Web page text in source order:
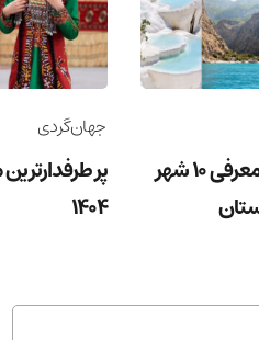
ترکیه فقط استانبول نیست! معرفی 10 شهر
جهان‌گردی
پر
1404